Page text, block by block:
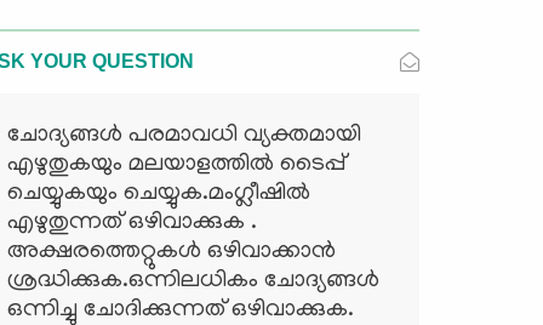
YOUR QUESTION
ചോദ്യങ്ങള്‍ പരമാവധി വ്യക്തമായി
എഴുതുകയും മലയാളത്തില്‍ ടൈപ്പ്
ചെയ്യുകയും ചെയ്യുക.മംഗ്ലീഷില്‍
എഴുതുന്നത് ഒഴിവാക്കുക .
അക്ഷരത്തെറ്റുകള്‍ ഒഴിവാക്കാന്‍
ശ്രദ്ധിക്കുക.ഒന്നിലധികം ചോദ്യങ്ങള്‍
ഒന്നിച്ചു ചോദിക്കുന്നത് ഒഴിവാക്കുക.